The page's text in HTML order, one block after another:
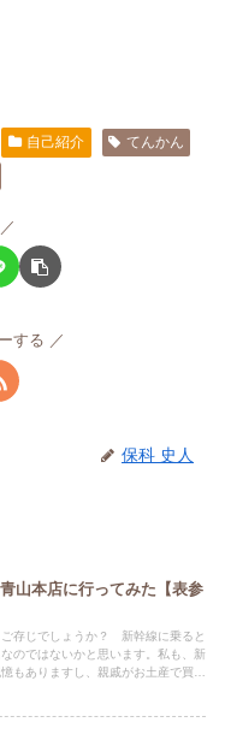
自己紹介
てんかん
する
保科 史人
山本店に行ってみた【表参
存じでしょうか？ 新幹線に乗ると
のではないかと思います。私も、新
もありますし、親戚がお土産で買っ